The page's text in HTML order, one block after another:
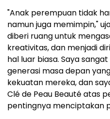
"Anak perempuan tidak
namun juga memimpin,"
diberi ruang untuk
kreativitas, dan menjadi
hal luar biasa. Saya
generasi masa depan
kekuatan mereka, dan
Clé de Peau Beauté atas
pentingnya menciptakan